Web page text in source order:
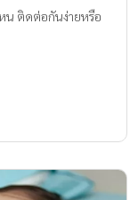
น ติดต่อกันง่ายหรือ